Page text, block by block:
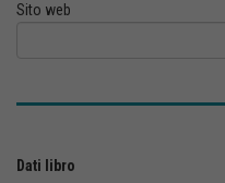
Sito web
Dati libro